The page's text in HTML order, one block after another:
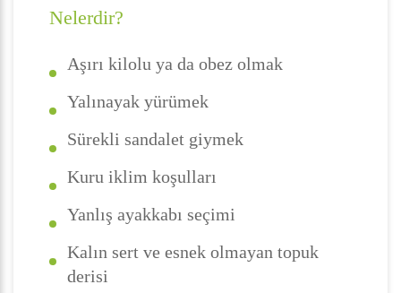
Nelerdir?
Aşırı kilolu ya da obez olmak
Yalınayak yürümek
Sürekli sandalet giymek
Kuru iklim koşulları
Yanlış ayakkabı seçimi
Kalın sert ve esnek olmayan topuk
derisi